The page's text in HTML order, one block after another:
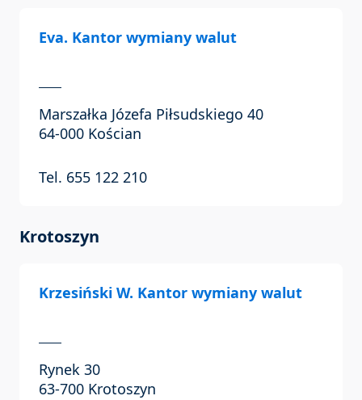
Eva. Kantor wymiany walut
Marszałka Józefa Piłsudskiego 40
64-000 Kościan
Tel. 655 122 210
Krotoszyn
Krzesiński W. Kantor wymiany walut
Rynek 30
63-700 Krotoszyn